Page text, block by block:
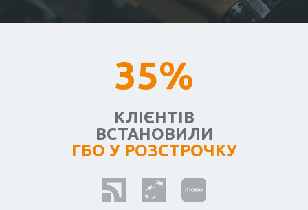
35%
КЛІЄНТІВ
ВСТАНОВИЛИ
ГБО У РОЗСТРОЧКУ